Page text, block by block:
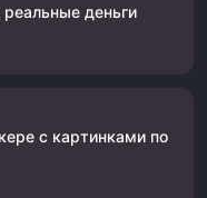
деньги
с картинками по